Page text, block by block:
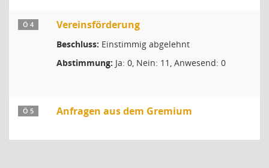
Ö 4 Vereinsförderung
Beschluss: Einstimmig abgelehnt
Abstimmung: Ja: 0, Nein: 11, Anwesend: 0
Ö 5 Anfragen aus dem Gremium